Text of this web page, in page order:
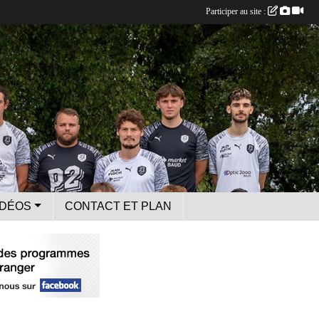
CONTACT ET PLAN
Participer au site :